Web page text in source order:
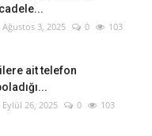
Ağustos 3, 2025 0 103
ait telefon
Eylül 26, 2025 0 103